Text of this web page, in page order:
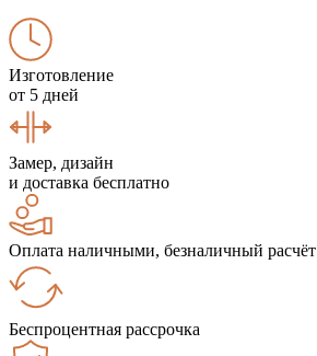
Изготовление
от 5 дней
Замер, дизайн
и доставка бесплатно
Оплата наличными, безналичный расчёт
Беспроцентная рассрочка